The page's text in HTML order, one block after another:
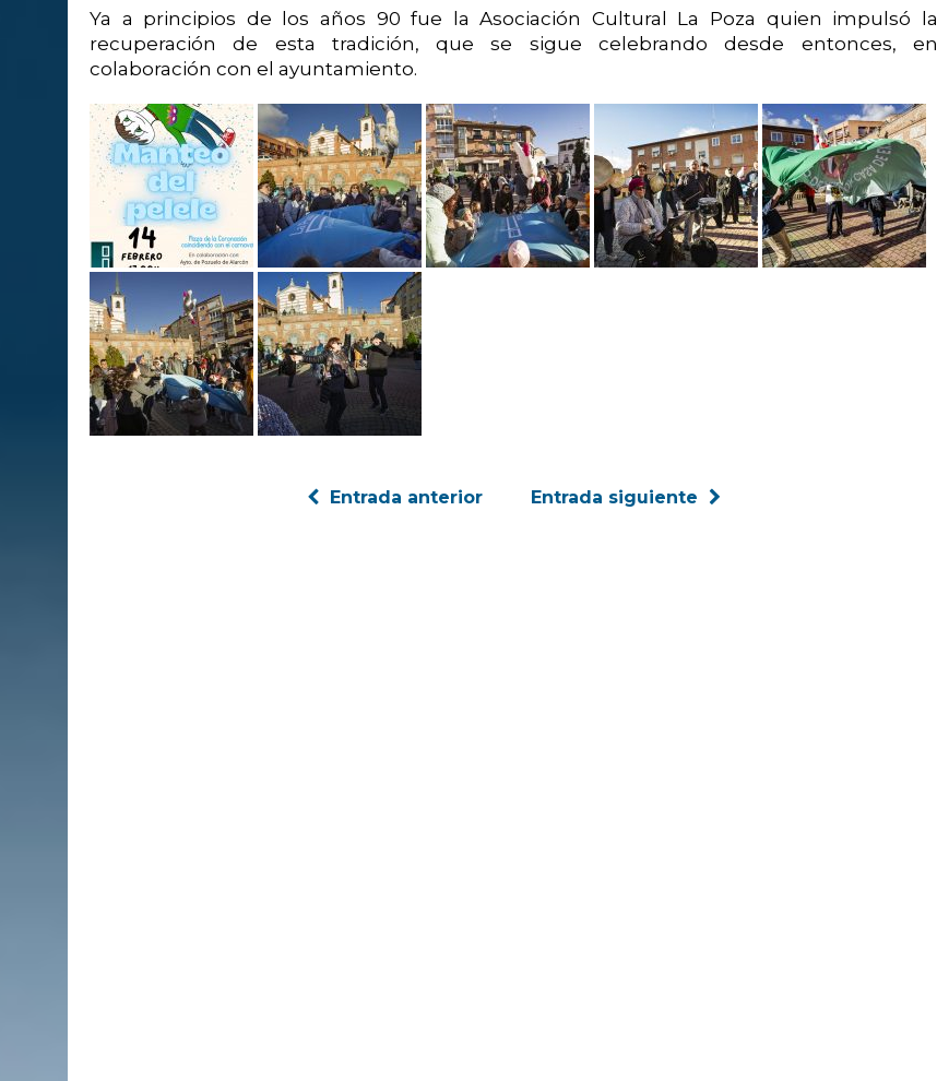
Ya a principios de los años 90 fue la Asociación Cultural La Poza quien impulsó la
recuperación de esta tradición, que se sigue celebrando desde entonces, en
colaboración con el ayuntamiento.
Entrada anterior Entrada siguiente